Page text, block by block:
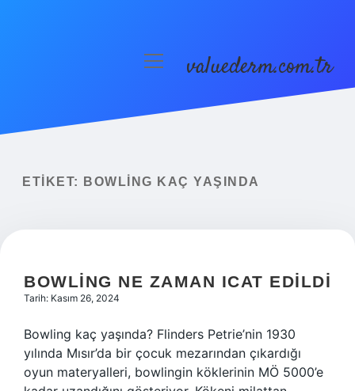
Yasal Uyarı
menüyüvaluederm.com.tr
ETIKET: BOWLING KAÇ YAŞINDA
BOWLING NE ZAMAN ICAT EDILDI
Tarih: Kasım 26, 2024
Bowling kaç yaşında? Flinders Petrie’nin 1930
yılında Mısır’da bir çocuk mezarından çıkardığı
oyun materyalleri, bowlingin köklerinin MÖ 5000’e